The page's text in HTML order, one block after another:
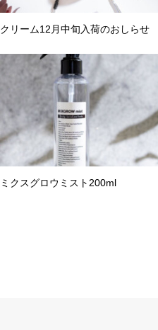
クリーム12月中旬入荷のおしらせ
ミクスグロウミスト200ml